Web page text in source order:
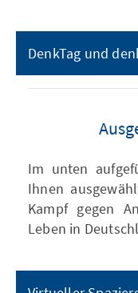
DenkTag und
Im unten
Ihnen
Kampf gegen
Leben in